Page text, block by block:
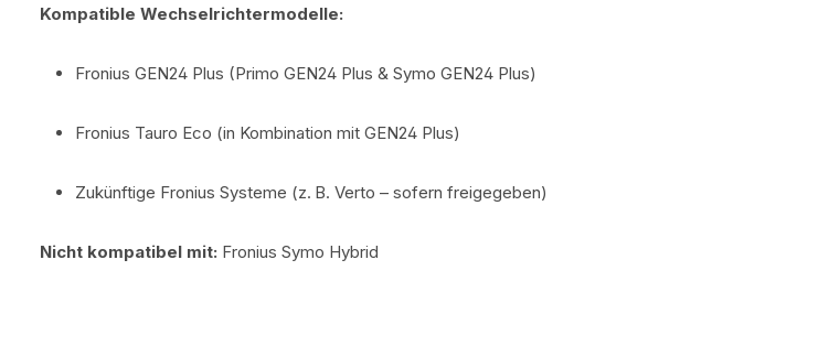
Kompatible Wechselrichtermodelle:
Fronius GEN24 Plus (Primo GEN24 Plus & Symo GEN24 Plus)
Fronius Tauro Eco (in Kombination mit GEN24 Plus)
Zukünftige Fronius Systeme (z. B. Verto – sofern freigegeben)
Nicht kompatibel mit: Fronius Symo Hybrid